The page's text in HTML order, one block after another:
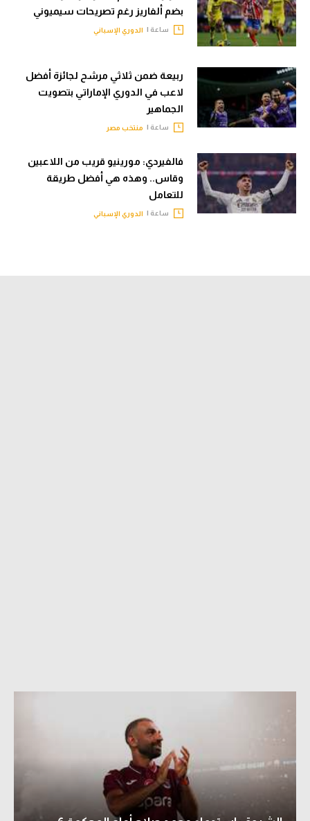
بضم ألفاريز رغم تصريحات سيميوني
ساعة | الدوري الإسباني
ربيعة ضمن ثلاثي مرشح لجائزة أفضل
لاعب في الدوري الإماراتي بتصويت
الجماهير
ساعة | منتخب مصر
فالفيردي: مورينيو قريب من اللاعبين
وقاس.. وهذه هي أفضل طريقة
للتعامل
ساعة | الدوري الإسباني